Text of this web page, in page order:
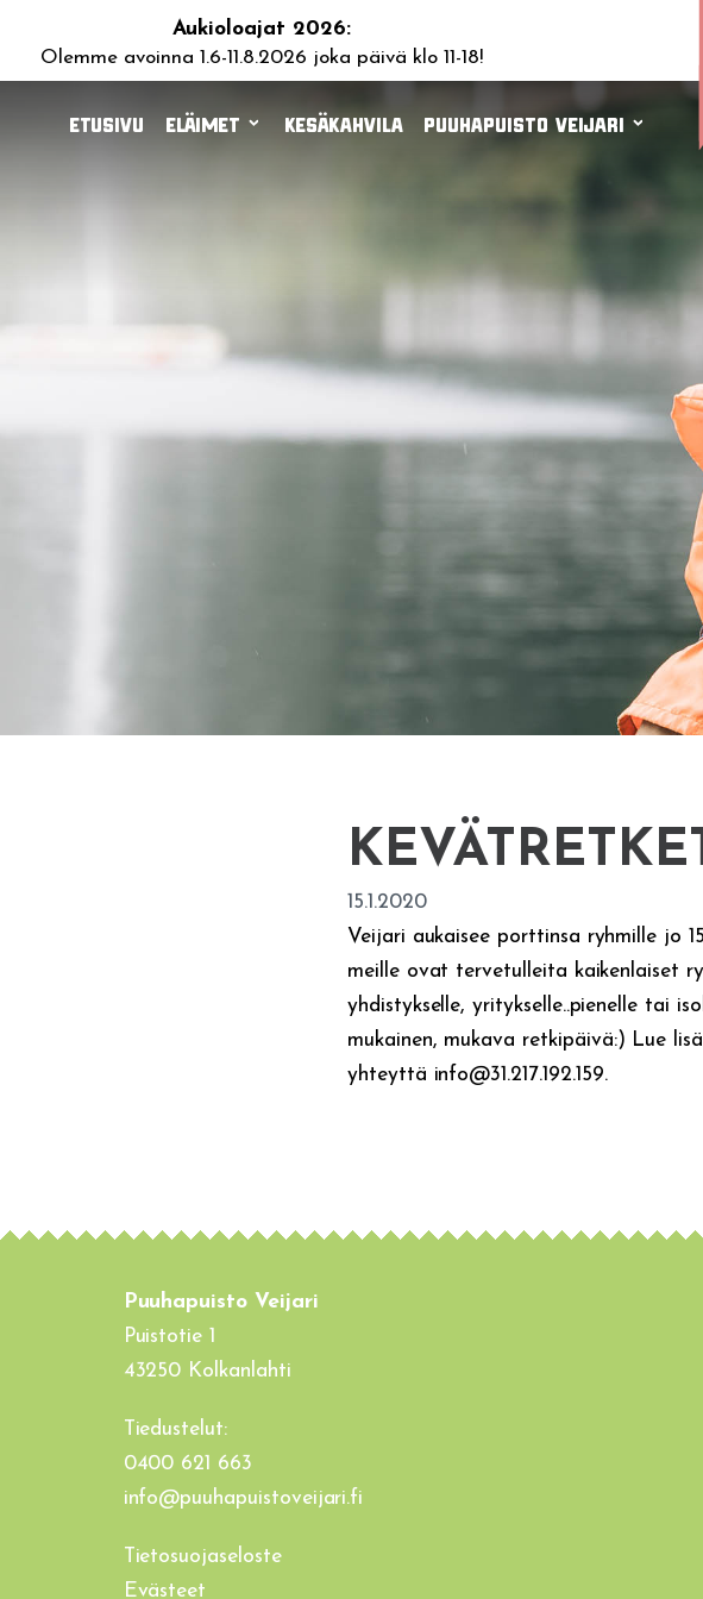
Aukioloajat 2026:
Olemme avoinna 1.6-11.8.2026 joka päivä klo 11-18!
Etusivu Eläimet Kesäkahvila Puuhapuisto Veijari
15.1.2020
Veijari aukaisee porttinsa ryhmille jo
meille ovat tervetulleita kaikenlaiset
yhdistykselle, yritykselle..pienelle tai
mukainen, mukava retkipäivä:) Lue
yhteyttä info@31.217.192.159.
Puuhapuisto Veijari
Puistotie 1
43250 Kolkanlahti
Tiedustelut:
0400 621 663
info@puuhapuistoveijari.fi
Tietosuojaseloste
Evästeet